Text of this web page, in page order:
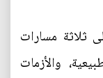
ثلاثة مسارات
والأزمات